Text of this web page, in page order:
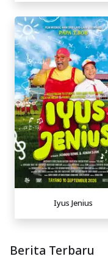
Iyus Jenius
Berita Terbaru